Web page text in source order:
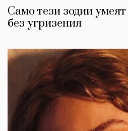
Само тези зодии
без угризения